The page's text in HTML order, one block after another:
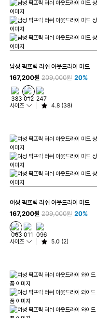
남성 픽프릭 러쉬 아웃드라이 미드
167,200원 209,000원 20%
사이즈 4.8 (38)
여성 픽프릭 러쉬 아웃드라이 미드
167,200원 209,000원 20%
사이즈 5.0 (2)